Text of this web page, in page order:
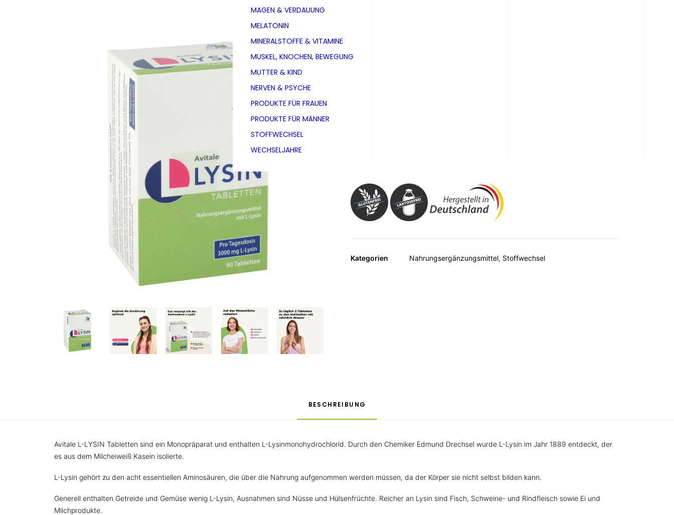
MAGEN & VERDAUUNG
MELATONIN
MINERALSTOFFE & VITAMINE
MUSKEL, KNOCHEN, BEWEGUNG
MUTTER & KIND
NERVEN & PSYCHE
PRODUKTE FÜR FRAUEN
PRODUKTE FÜR MÄNNER
STOFFWECHSEL
WECHSELJAHRE
Kategorien Nahrungsergänzungsmittel, Stoffwechsel
BESCHREIBUNG
Avitale L-LYSIN Tabletten sind ein Monopräparat und enthalten L-Lysinmonohydrochlorid. Durch den Chemiker Edmund Drechsel wurde L-Lysin im Jahr 1889 entdeckt, der
es aus dem Milcheiweiß Kasein isolierte.
L-Lysin gehört zu den acht essentiellen Aminosäuren, die über die Nahrung aufgenommen werden müssen, da der Körper sie nicht selbst bilden kann.
Generell enthalten Getreide und Gemüse wenig L-Lysin, Ausnahmen sind Nüsse und Hülsenfrüchte. Reicher an Lysin sind Fisch, Schweine- und Rindfleisch sowie Ei und
Milchprodukte.